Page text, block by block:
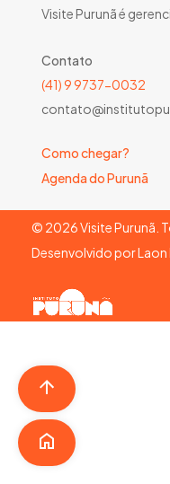
Visite Purunã é
Contato
(41) 9 9737-0032
Como chegar?
Agenda do Purunã
© 2026Visite Purunã.
Desenvolvido porLaon